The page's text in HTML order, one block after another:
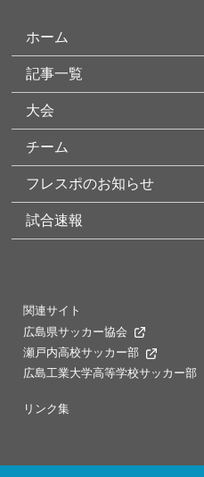
ホーム
記事一覧
大会
チーム
フレスポのお知らせ
試合速報
関連サイト
広島県サッカー協会
瀬戸内高校サッカー部
広島工業大学高等学校サッカー部
リンク集